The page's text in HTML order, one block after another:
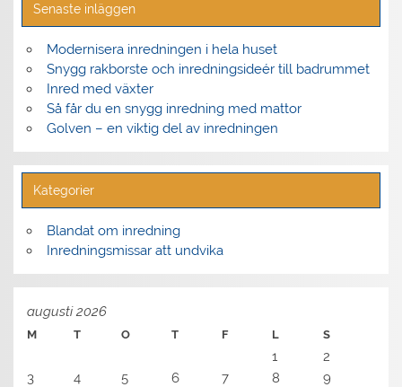
Senaste inläggen
Modernisera inredningen i hela huset
Snygg rakborste och inredningsideér till badrummet
Inred med växter
Så får du en snygg inredning med mattor
Golven – en viktig del av inredningen
Kategorier
Blandat om inredning
Inredningsmissar att undvika
augusti 2026
M T O T F L S
1
2
3
4 5 6 7 8
9